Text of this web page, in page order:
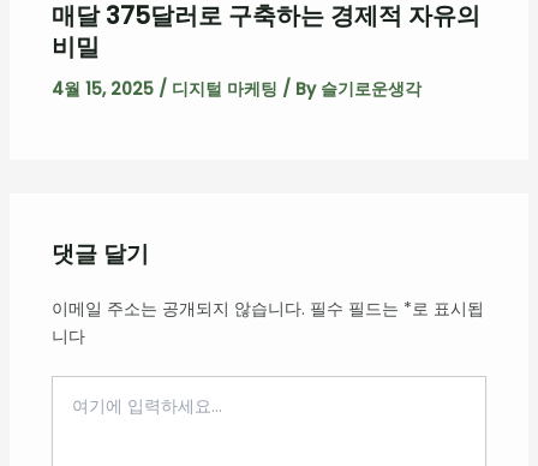
매달 375달러로 구축하는 경제적 자유의
비밀
4월 15, 2025 / 디지털 마케팅 / By 슬기로운생각
댓글 달기
이메일 주소는 공개되지 않습니다. 필수 필드는 *로 표시됩
니다